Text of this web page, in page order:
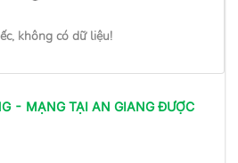
không có dữ liệu!
- MẠNGTẠI AN GIANGĐƯỢC